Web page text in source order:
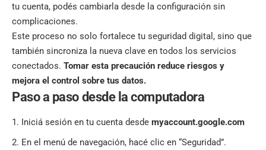
tu cuenta, podés cambiarla desde la configuración sin
complicaciones.
Este proceso no solo fortalece tu seguridad digital, sino que
también sincroniza la nueva clave en todos los servicios
conectados. Tomar esta precaución reduce riesgos y
mejora el control sobre tus datos.
Paso a paso desde la computadora
Iniciá sesión en tu cuenta desde myaccount.google.com
En el menú de navegación, hacé clic en “Seguridad”.